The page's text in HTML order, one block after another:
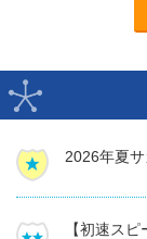
2026年夏サ
【初速ス